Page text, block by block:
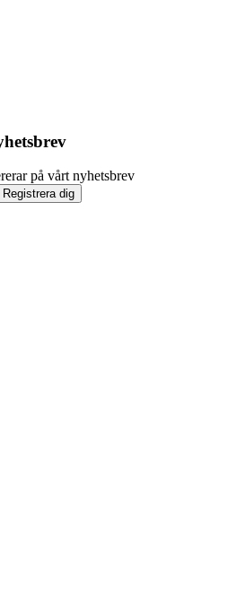
på vårt nyhetsbrev
Registrera dig